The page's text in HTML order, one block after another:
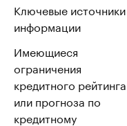
Ключевые источники
информации
Имеющиеся
ограничения
кредитного рейтинга
или прогноза по
кредитному